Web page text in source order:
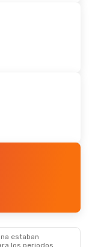
estaban
los periodos